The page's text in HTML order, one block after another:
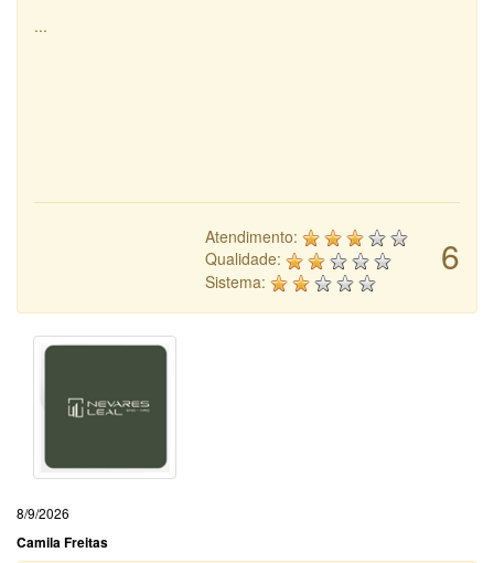
...
6
Atendimento:
Qualidade:
Sistema:
8/9/2026
Camila Freitas